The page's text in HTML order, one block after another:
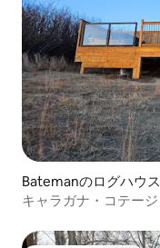
Batemanのログハウス
キャラガナ・コテージ